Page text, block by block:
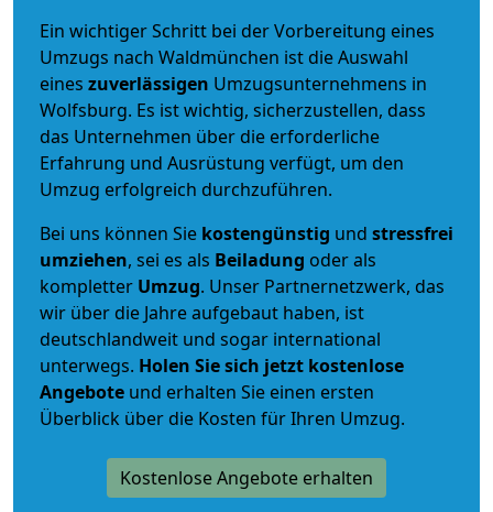
Ein wichtiger Schritt bei der Vorbereitung eines
Umzugs nach Waldmünchen ist die Auswahl
eines zuverlässigen Umzugsunternehmens in
Wolfsburg. Es ist wichtig, sicherzustellen, dass
das Unternehmen über die erforderliche
Erfahrung und Ausrüstung verfügt, um den
Umzug erfolgreich durchzuführen.
Bei uns können Sie kostengünstig und stressfrei
umziehen, sei es als Beiladung oder als
kompletter Umzug. Unser Partnernetzwerk, das
wir über die Jahre aufgebaut haben, ist
deutschlandweit und sogar international
unterwegs. Holen Sie sich jetzt kostenlose
Angebote und erhalten Sie einen ersten
Überblick über die Kosten für Ihren Umzug.
Kostenlose Angebote erhalten